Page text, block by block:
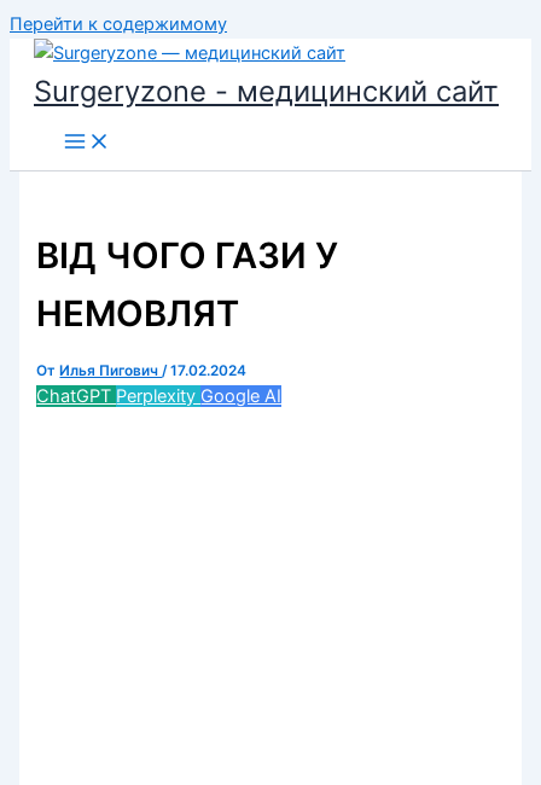
Перейти к содержимому
Surgeryzone - медицинский сайт
ВІД ЧОГО ГАЗИ У
НЕМОВЛЯТ
От Илья Пигович/17.02.2024
ChatGPT Perplexity Google AI